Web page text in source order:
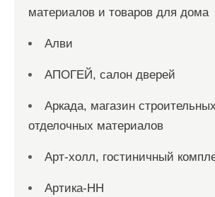
материалов и товаров для дома
Алви
АПОГЕЙ, салон дверей
Аркада, магазин
отделочных материалов
Арт-холл, гостиничный
Артика-НН